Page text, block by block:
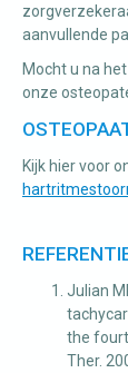
aanvullende
Mocht u na
onze
Kijk hier voor
Julian
the
Ther.